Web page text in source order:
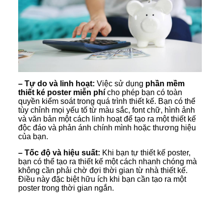
– Tự do và linh hoạt: Việc sử dụng phần mềm
thiết ké poster miễn phícho phép bạn có toàn
quyền kiểm soát trong quá trình thiết kế. Bạn có thể
tùy chỉnh mọi yếu tố từ màu sắc, font chữ, hình ảnh
và văn bản một cách linh hoạt để tạo ra một thiết kế
độc đáo và phản ánh chính mình hoặc thương hiệu
của bạn.
– Tốc độ và hiệu suất: Khi bạn tự thiết kế poster,
bạn có thể tạo ra thiết kế một cách nhanh chóng mà
không cần phải chờ đợi thời gian từ nhà thiết kế.
Điều này đặc biệt hữu ích khi bạn cần tạo ra một
poster trong thời gian ngắn.